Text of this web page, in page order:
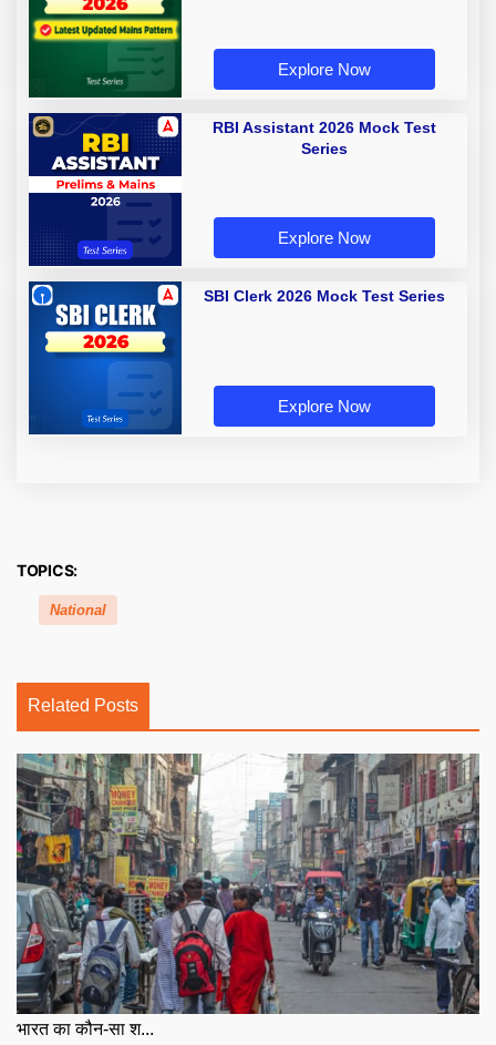
Explore Now
RBI Assistant 2026 Mock Test
Series
Explore Now
SBI Clerk 2026 Mock Test Series
Explore Now
TOPICS:
National
Related Posts
भारत का कौन-सा श...